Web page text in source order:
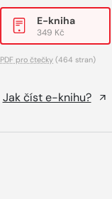
E-kniha
349 Kč
PDF pro čtečky (464 stran)
Jak číst e-knihu?